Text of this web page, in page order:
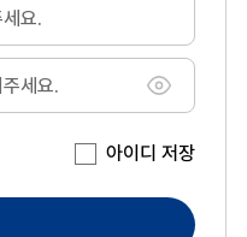
비밀번호
아이디 저장